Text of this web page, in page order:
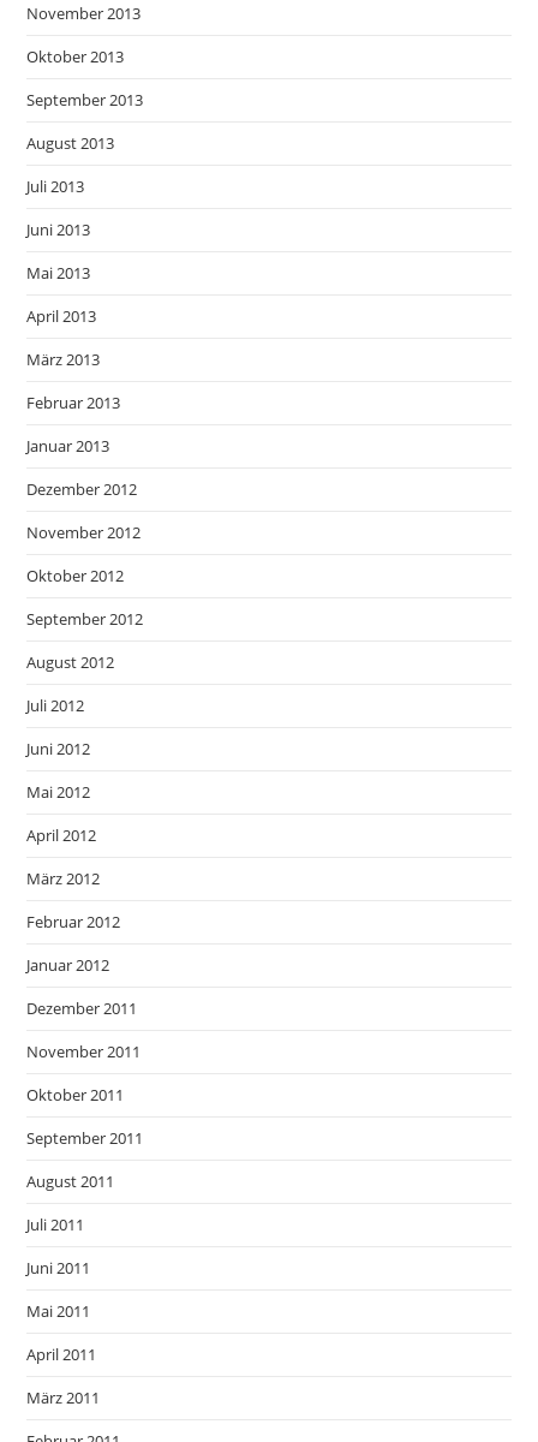
November 2013
Oktober 2013
September 2013
August 2013
Juli 2013
Juni 2013
Mai 2013
April 2013
März 2013
Februar 2013
Januar 2013
Dezember 2012
November 2012
Oktober 2012
September 2012
August 2012
Juli 2012
Juni 2012
Mai 2012
April 2012
März 2012
Februar 2012
Januar 2012
Dezember 2011
November 2011
Oktober 2011
September 2011
August 2011
Juli 2011
Juni 2011
Mai 2011
April 2011
März 2011